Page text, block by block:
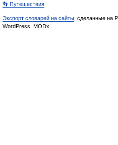
👣 Путешествия
Экспорт словарей на сайты , сделанные на
WordPress, MODx.